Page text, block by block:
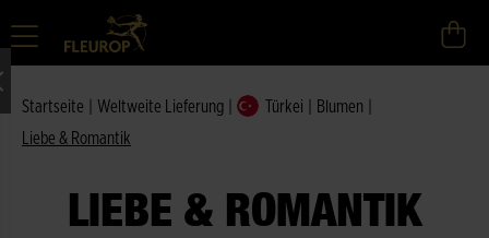
Startseite Weltweite Lieferung Türkei Blumen
Liebe & Romantik
LIEBE & ROMANTIK